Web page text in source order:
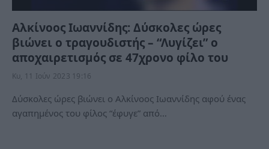
Αλκίνοος Ιωαννίδης: Δύσκολες ώρες
βιώνει ο τραγουδιστής – “Λυγίζει” ο
αποχαιρετισμός σε 47χρονο φίλο του
Κυ, 11 Ιούν 2023 19:16
Δύσκολες ώρες βιώνει ο Αλκίνοος Ιωαννίδης αφού ένας
αγαπημένος του φίλος “έφυγε” από…